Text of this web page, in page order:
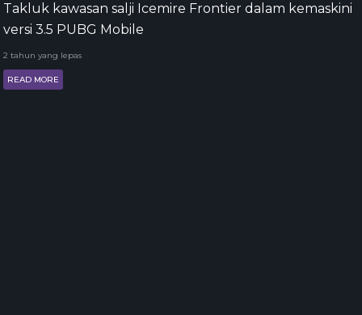
Takluk kawasan salji Icemire Frontier dalam kemaskini
versi 3.5 PUBG Mobile
2 tahun yang lepas
READ MORE